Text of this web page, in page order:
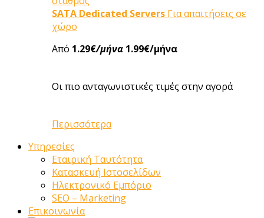
SATA Dedicated Servers Για απαιτήσεις σε
χώρο
Από 1.29€/μήνα 1.99€/μήνα
Οι πιο ανταγωνιστικές τιμές στην αγορά
Περισσότερα
Υπηρεσίες
Εταιρική Ταυτότητα
Κατασκευή Ιστοσελίδων
Ηλεκτρονικό Εμπόριο
SEO – Marketing
Επικοινωνία